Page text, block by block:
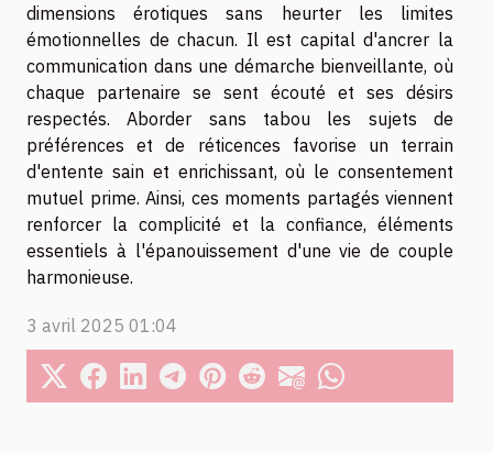
dimensions érotiques sans heurter les limites
émotionnelles de chacun. Il est capital d'ancrer la
communication dans une démarche bienveillante, où
chaque partenaire se sent écouté et ses désirs
respectés. Aborder sans tabou les sujets de
préférences et de réticences favorise un terrain
d'entente sain et enrichissant, où le consentement
mutuel prime. Ainsi, ces moments partagés viennent
renforcer la complicité et la confiance, éléments
essentiels à l'épanouissement d'une vie de couple
harmonieuse.
3 avril 2025 01:04